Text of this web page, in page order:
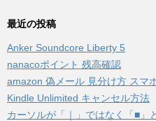
最近の投稿
Anker Soundcore Liberty 5
nanacoポイント 残高確認
amazon 偽メール 見分け方 スマ
Kindle Unlimited キャンセル方法
カーソルが「｜」ではなく「■」